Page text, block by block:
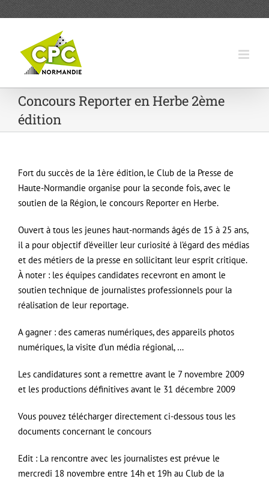
Concours Reporter en Herbe 2ème
édition
Fort du succès de la 1ère édition, le Club de la Presse de
Haute-Normandie organise pour la seconde fois, avec le
soutien de la Région, le concours Reporter en Herbe.
Ouvert à tous les jeunes haut-normands âgés de 15 à 25 ans,
il a pour objectif d’éveiller leur curiosité à l’égard des médias
et des métiers de la presse en sollicitant leur esprit critique.
À noter : les équipes candidates recevront en amont le
soutien technique de journalistes professionnels pour la
réalisation de leur reportage.
A gagner : des cameras numériques, des appareils photos
numériques, la visite d’un média régional, …
Les candidatures sont a remettre avant le 7 novembre 2009
et les productions définitives avant le 31 décembre 2009
Vous pouvez télécharger directement ci-dessous tous les
documents concernant le concours
Edit : La rencontre avec les journalistes est prévue le
mercredi 18 novembre entre 14h et 19h au Club de la